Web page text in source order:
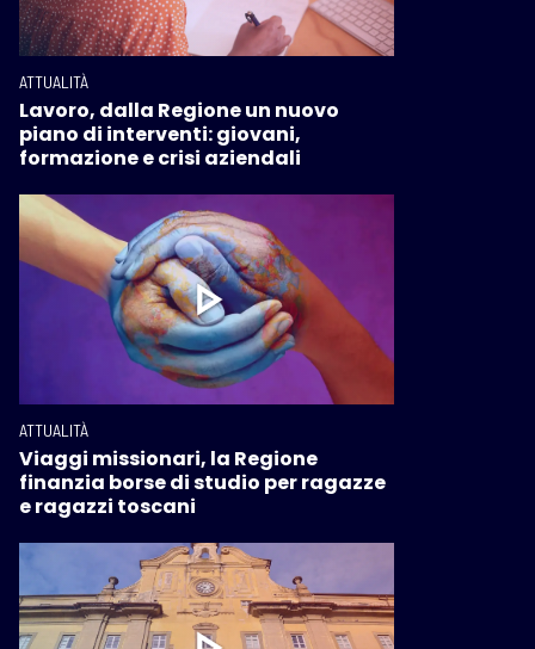
ATTUALITÀ
Lavoro, dalla Regione un nuovo
piano di interventi: giovani,
formazione e crisi aziendali
ATTUALITÀ
Viaggi missionari, la Regione
finanzia borse di studio per ragazze
e ragazzi toscani